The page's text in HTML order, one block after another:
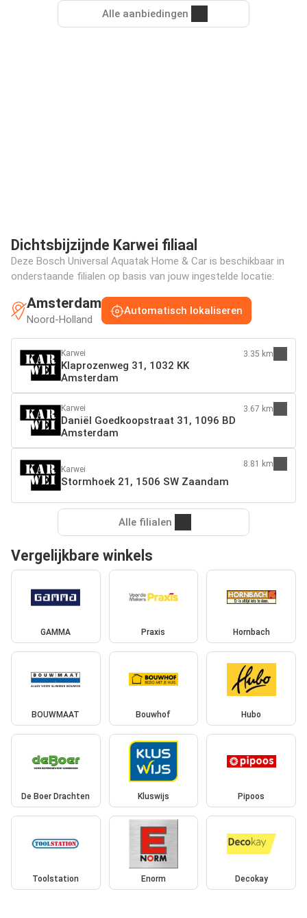
Alle aanbiedingen
Dichtsbijzijnde Karwei filiaal
Deze Bosch Universal Aquatak Home & Car is beschikbaar in
onderstaande filialen op basis van jouw ingestelde locatie:
Amsterdam
Noord-Holland
Automatisch lokaliseren
Karwei
Klaprozenweg 31, 1032 KK
Amsterdam
3.35 km
Karwei
Daniël Goedkoopstraat 31, 1096 BD
Amsterdam
3.67 km
Karwei
Stormhoek 21, 1506 SW Zaandam
8.81 km
Alle filialen
Vergelijkbare winkels
GAMMA Praxis Hornbach
BOUWMAAT Bouwhof Hubo
De Boer Drachten Kluswijs Pipoos
Toolstation Enorm Decokay